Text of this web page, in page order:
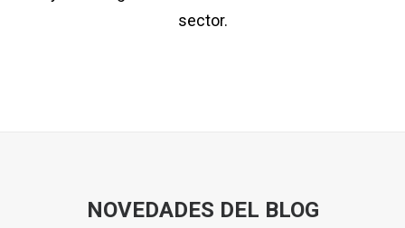
sector.
NOVEDADES DEL BLOG